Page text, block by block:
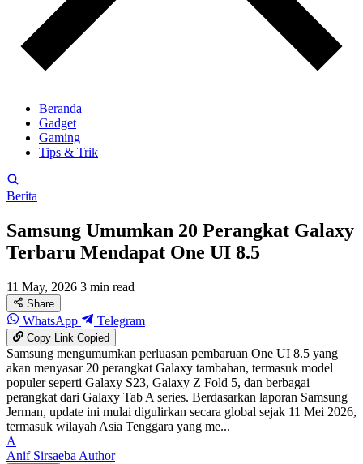
Beranda
Gadget
Gaming
Tips & Trik
Berita
Samsung Umumkan 20 Perangkat Galaxy
Terbaru Mendapat One UI 8.5
11 May, 2026 3 min read
Share
WhatsApp Telegram
Copy LinkCopied
Samsung mengumumkan perluasan pembaruan One UI 8.5 yang
akan menyasar 20 perangkat Galaxy tambahan, termasuk model
populer seperti Galaxy S23, Galaxy Z Fold 5, dan berbagai
perangkat dari Galaxy Tab A series. Berdasarkan laporan Samsung
Jerman, update ini mulai digulirkan secara global sejak 11 Mei 2026,
termasuk wilayah Asia Tenggara yang me...
A
Anif SirsaebaAuthor